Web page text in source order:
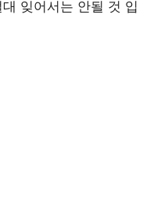
잊어서는 안될 것 입